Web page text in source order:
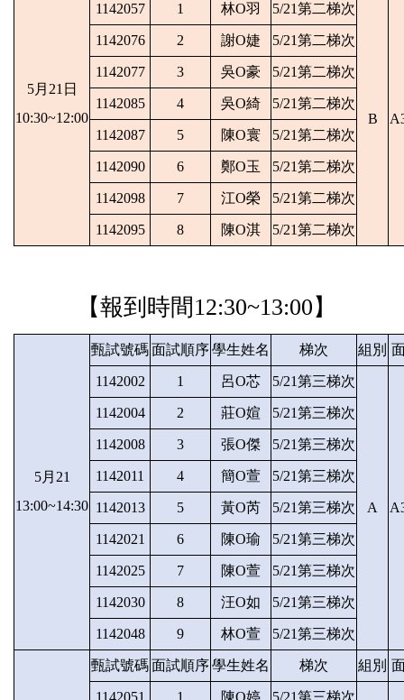
5月21日
10:30~12:00
1142057 1 林O羽 5/21第二梯次
B
1142076 2 謝O婕 5/21第二梯次
1142077 3 吳O豪 5/21第二梯次
1142085 4 吳O綺 5/21第二梯次
1142087 5 陳O寰 5/21第二梯次
1142090 6 鄭O玉 5/21第二梯次
1142098 7 江O榮 5/21第二梯次
1142095 8 陳O淇 5/21第二梯次
【報到時間12:30~13:00】
5月21
13:00~14:30
甄試號碼面試順序學生姓名 梯次 組別
1142002 1 呂O芯 5/21第三梯次
A
1142004 2 莊O媗 5/21第三梯次
1142008 3 張O傑 5/21第三梯次
1142011 4 簡O萱 5/21第三梯次
1142013 5 黃O芮 5/21第三梯次
1142021 6 陳O瑜 5/21第三梯次
1142025 7 陳O萱 5/21第三梯次
1142030 8 汪O如 5/21第三梯次
1142048 9 林O萱 5/21第三梯次
甄試號碼面試順序學生姓名 梯次 組別